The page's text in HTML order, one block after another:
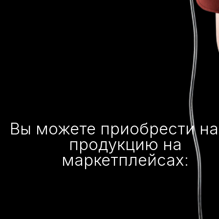
Вы можете приобрести
продукцию на
маркетплейсах: